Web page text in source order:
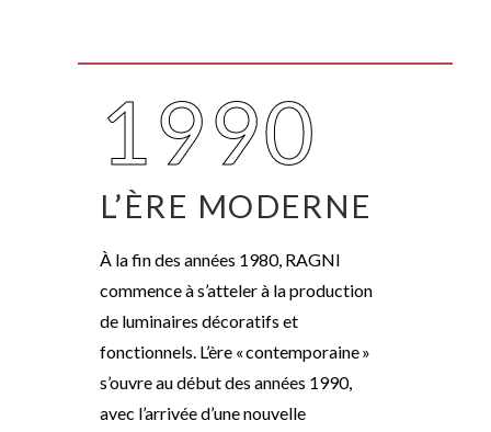
1990
L’ÈRE MODERNE
À la fin des années 1980, RAGNI
commence à s’atteler à la production
de luminaires décoratifs et
fonctionnels. L’ère « contemporaine »
s’ouvre au début des années 1990,
avec l’arrivée d’une nouvelle